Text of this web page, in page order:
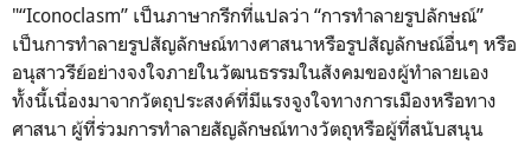
"“Iconoclasm” เป็นภาษากรีกที่แปลว่า “การทำลายรูปลักษณ์”
เป็นการทำลายรูปสัญลักษณ์ทางศาสนาหรือรูปสัญลักษณ์อื่นๆ หรือ
อนุสาวรีย์อย่างจงใจภายในวัฒนธรรมในสังคมของผู้ทำลายเอง
ทั้งนี้เนื่องมาจากวัตถุประสงค์ที่มีแรงจูงใจทางการเมืองหรือทาง
ศาสนา ผู้ที่ร่วมการทำลายสัญลักษณ์ทางวัตถุหรือผู้ที่สนับสนุน